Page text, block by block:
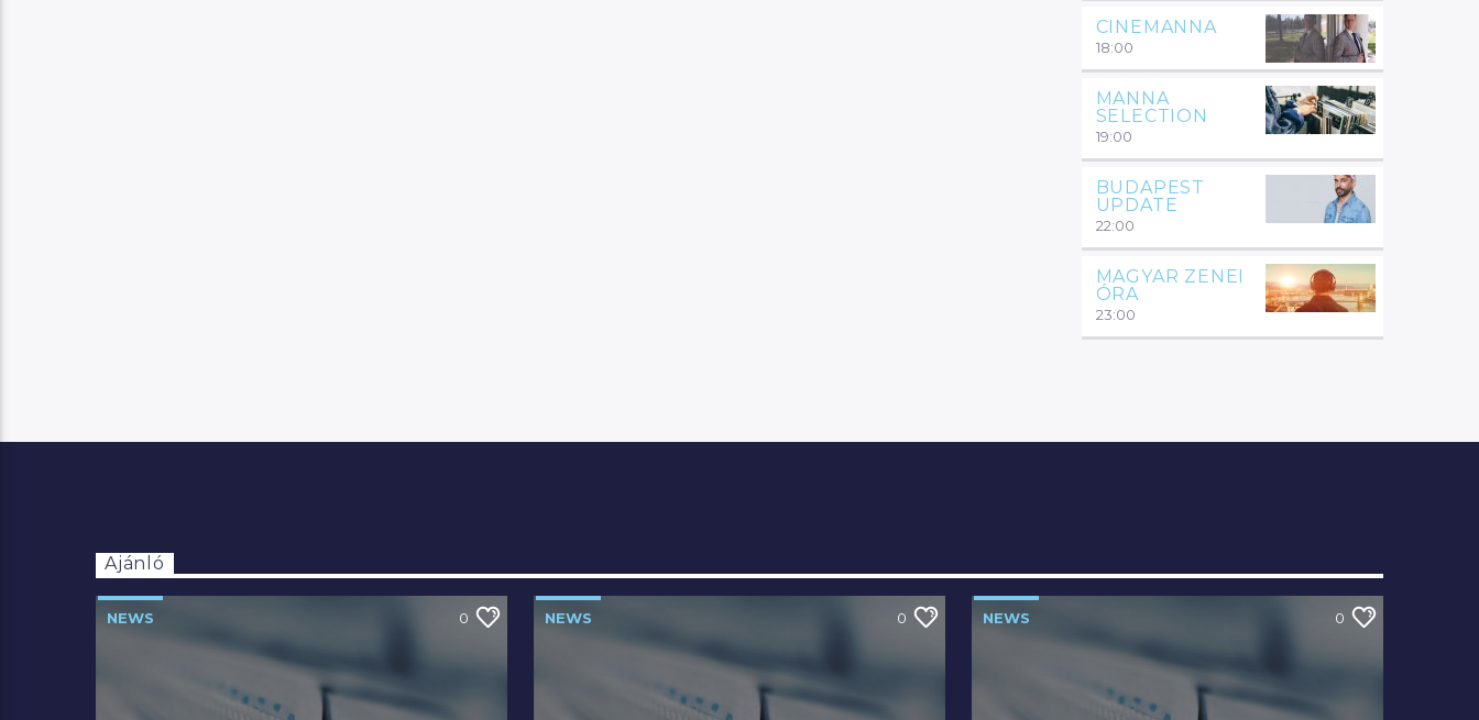
CINEMANNA
18:00
MANNA
SELECTION
19:00
BUDAPEST
UPDATE
22:00
MAGYAR ZENEI
ÓRA
23:00
Ajánló
NEWS 0 NEWS 0 NEWS 0